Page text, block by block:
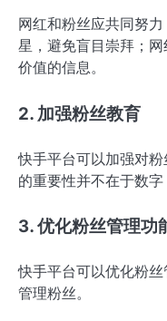
网红和粉丝应共同努
星，避免盲目崇拜；
价值的信息。
2. 加强粉丝教育
快手平台可以加强对
的重要性并不在于数字
3. 优化粉丝管理功
快手平台可以优化粉
管理粉丝。